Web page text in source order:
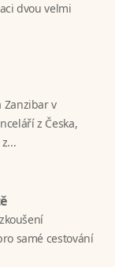
dvou velmi
Zanzibar v
z Česka,
samé cestování